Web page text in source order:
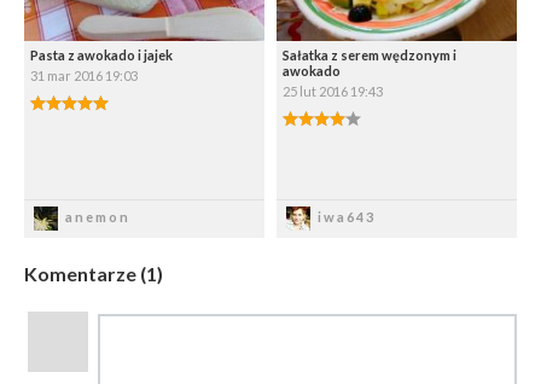
Pasta z awokado i jajek
31 mar 2016 19:03
anemon
Sałatka z serem wędzonym i
awokado
25 lut 2016 19:43
iwa643
Komentarze (1)